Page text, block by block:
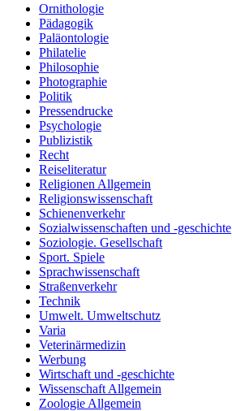
Ornithologie
Pädagogik
Paläontologie
Philatelie
Philosophie
Photographie
Politik
Pressendrucke
Psychologie
Publizistik
Recht
Reiseliteratur
Religionen Allgemein
Religionswissenschaft
Schienenverkehr
Sozialwissenschaften und -geschichte
Soziologie. Gesellschaft
Sport. Spiele
Sprachwissenschaft
Straßenverkehr
Technik
Umwelt. Umweltschutz
Varia
Veterinärmedizin
Werbung
Wirtschaft und -geschichte
Wissenschaft Allgemein
Zoologie Allgemein